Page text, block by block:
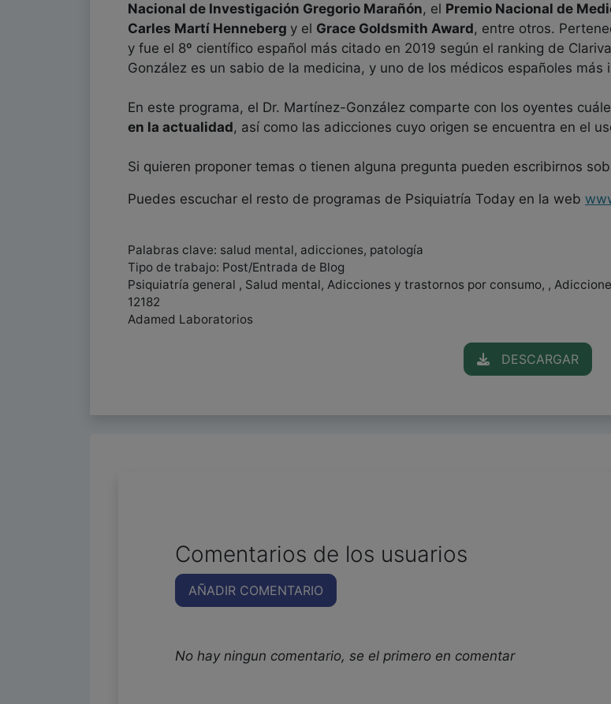
Nacional de Investigación Gregorio Marañón, el Premio Nacional de
Carles Martí Henneberg y el Grace Goldsmith Award, entre otros.
y fue el 8º científico español más citado en 2019 según el ranking de
González es un sabio de la medicina, y uno de los médicos españoles más
En este programa, el Dr. Martínez-González comparte con los oyentes
en la actualidad, así como las adicciones cuyo origen se encuentra en el
Si quieren proponer temas o tienen alguna pregunta pueden escribirnos
Puedes escuchar el resto de programas de Psiquiatría Today en la web
Palabras clave: salud mental, adicciones, patología
Tipo de trabajo: Post/Entrada de Blog
Psiquiatría general , Salud mental, Adicciones y trastornos por consumo, ,
12182
Adamed Laboratorios
DESCARGAR
Comentarios de los usuarios
AÑADIR COMENTARIO
No hay ningun comentario, se el primero en comentar